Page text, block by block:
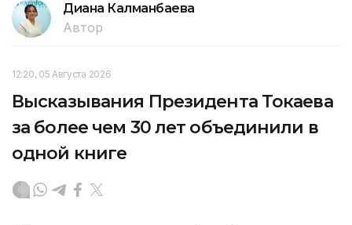
Диана Калманбаева
Автор
12:20, 05 Августа 2026
Высказывания Президента Токаева
за более чем 30 лет объединили в
одной книге